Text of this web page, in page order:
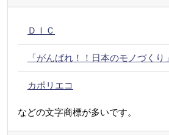
ＤＩＣ
「がんばれ！！日本のモノづくり」
カポリエコ
などの文字商標が多いです。